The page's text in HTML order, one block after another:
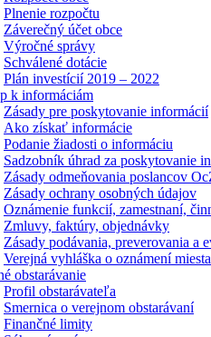
Plnenie rozpočtu
Záverečný účet obce
Výročné správy
Schválené dotácie
Plán investícií 2019 – 2022
k informáciám
Zásady pre poskytovanie informácií
Ako získať informácie
Podanie žiadosti o informáciu
Sadzobník úhrad za poskytovanie
Zásady odmeňovania poslancov
Zásady ochrany osobných údajov
Oznámenie funkcií, zamestnaní,
Zmluvy, faktúry, objednávky
Zásady podávania, preverovania a
Verejná vyhláška o oznámení
obstarávanie
Profil obstarávateľa
Smernica o verejnom obstarávaní
Finančné limity